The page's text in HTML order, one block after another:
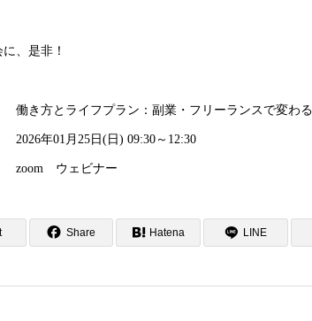
、是非！
働き方とライフプラン：副業・フリーランスで変わ
2026年01月25日(日) 09:30～12:30
zoom ウェビナー
Share Hatena LINE